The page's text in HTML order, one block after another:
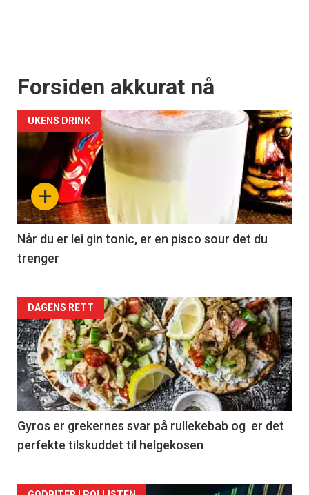
Forsiden akkurat nå
+
UKENS DRINK
Når du er lei gin tonic, er en pisco sour det du
trenger
Forsiden
akkurat
nå
-
2
DAGENS RETT
Gyros er grekernes svar på rullekebab og er det
perfekte tilskuddet til helgekosen